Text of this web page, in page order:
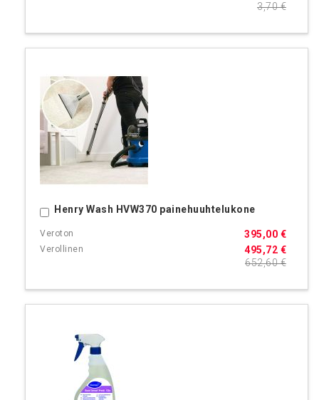
3,70 €
Henry Wash HVW370 painehuuhtelukone
495,72 €
395,00 €
652,60 €
Ostoskoriin